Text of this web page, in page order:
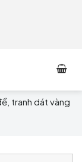
tranh dát vàng